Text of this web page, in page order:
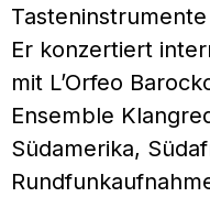
Er konzertiert
mit L’Orfeo
Ensemble
Südamerika,